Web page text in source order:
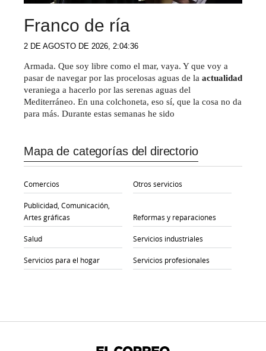
Franco de ría
2 DE AGOSTO DE 2026, 2:04:36
Armada. Que soy libre como el mar, vaya. Y que voy a
pasar de navegar por las procelosas aguas de la actualidad
veraniega a hacerlo por las serenas aguas del
Mediterráneo. En una colchoneta, eso sí, que la cosa no da
para más. Durante estas semanas he sido
Mapa de categorías del directorio
Comercios Otros servicios
Publicidad, Comunicación,
Artes gráficas
Reformas y reparaciones
Salud Servicios industriales
Servicios para el hogar Servicios profesionales